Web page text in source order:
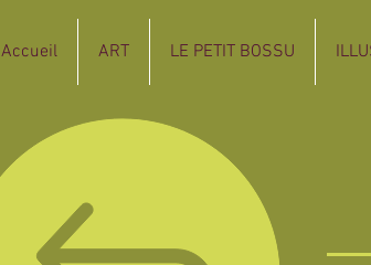
Accueil ART LE PETIT BOSSU